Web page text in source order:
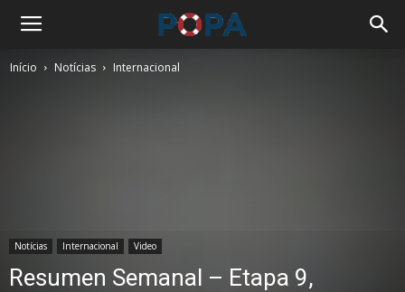
Início Notícias Internacional
Notícias Internacional Video
Resumen Semanal – Etapa 9,